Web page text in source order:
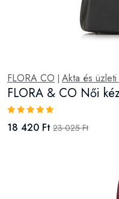
FLORA CO |Akta és üzleti
FLORA & CO Női